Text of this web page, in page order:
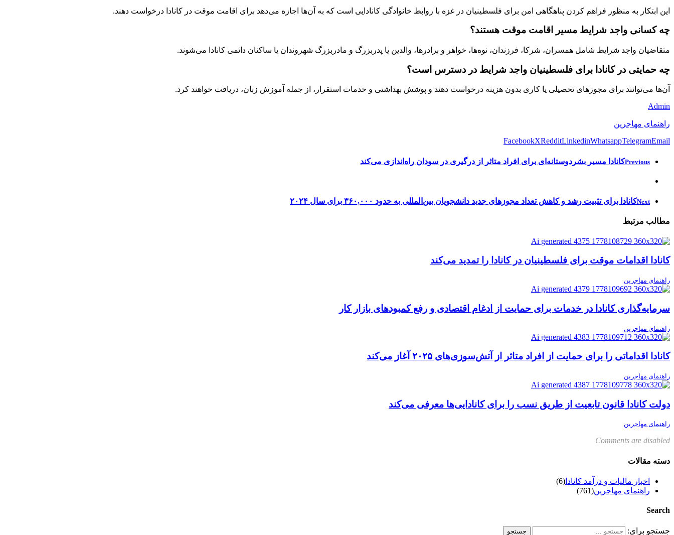
این ابتکار به منظور فراهم کردن پناهگاهی امن برای فلسطینیان در غزه با روابط خانوادگی کانادایی است که به آن‌ها اجازه می‌دهد برای اقامت موقت در کانادا درخواست دهند.
چه کسانی واجد شرایط مسیر اقامت موقت هستند؟
متقاضیان واجد شرایط شامل همسران، شرکا، فرزندان، نوه‌ها، خواهر و برادرها، والدین یا پدربزرگ و مادربزرگ شهروندان یا ساکنان دائمی کانادا می‌شوند.
چه حمایتی در کانادا برای فلسطینیان واجد شرایط در دسترس است؟
آن‌ها می‌توانند برای مجوزهای تحصیلی یا کاری بدون هزینه درخواست دهند و پوشش بهداشتی و خدمات استقرار، از جمله آموزش زبان، دریافت خواهند کرد.
Admin
راهنمای مهاجرین
FacebookXRedditLinkedinWhatsappTelegramEmail
Previousکانادا مسیر بشردوستانه‌ای برای افراد متاثر از درگیری در سودان راه‌اندازی می‌کند
Nextکانادا برای تثبیت رشد و کاهش تعداد مجوزهای جدید دانشجویان بین‌المللی به حدود ۳۶۰,۰۰۰ برای سال ۲۰۲۴
مطالب مرتبط
کانادا اقدامات موقت برای فلسطینیان در کانادا را تمدید می‌کند
راهنمای مهاجرین
سرمایه‌گذاری کانادا در خدمات برای حمایت از ادغام اقتصادی و رفع کمبودهای بازار کار
راهنمای مهاجرین
کانادا اقداماتی را برای حمایت از افراد متاثر از آتش‌سوزی‌های ۲۰۲۵ آغاز می‌کند
راهنمای مهاجرین
دولت کانادا قانون تابعیت از طریق نسب را برای کانادایی‌ها معرفی می‌کند
راهنمای مهاجرین
Comments are disabled
دسته مقالات
اخبار مالیات و درآمد کانادا (6)
راهنمای مهاجرین(761)
Search
جستجو برای: